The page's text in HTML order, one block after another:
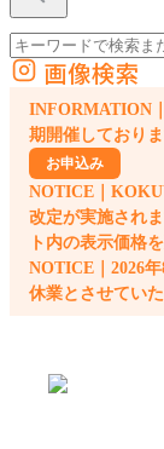
外部サイトの商品をカ
他のサイトで見つけた商品
画像検索
INFORMATION
期開催しておりま
お申込み
NOTICE｜
改定が実施され
ト内の表示価格
NOTICE｜2026
休業とさせていた